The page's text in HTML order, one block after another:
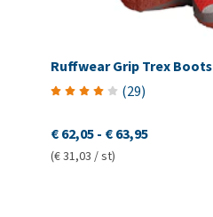
Ruffwear Grip Trex Boots
(29)
€ 62,05- € 63,95
(€ 31,03 / st)